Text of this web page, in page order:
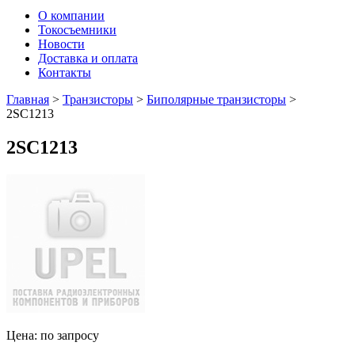
О компании
Токосъемники
Новости
Доставка и оплата
Контакты
Главная > Транзисторы > Биполярные транзисторы >
2SC1213
2SC1213
Цена: по запросу